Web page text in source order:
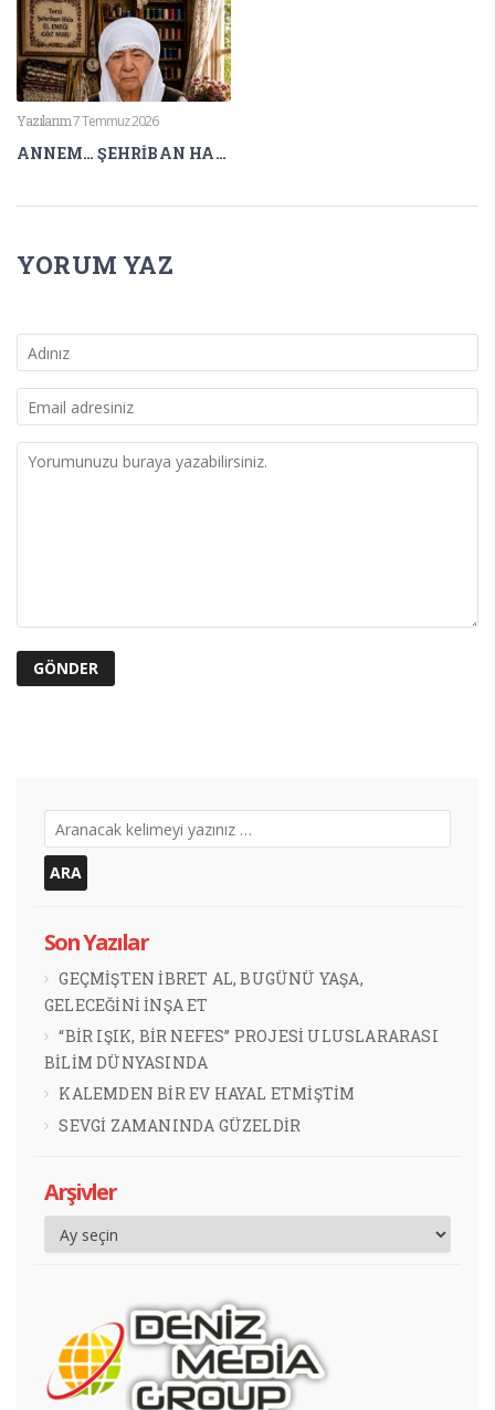
Yazılarım7 Temmuz 2026
ANNEM… ŞEHRİBAN HALA
YORUM YAZ
Son Yazılar
GEÇMİŞTEN İBRET AL, BUGÜNÜ YAŞA,
GELECEĞİNİ İNŞA ET
“BİR IŞIK, BİR NEFES” PROJESİ ULUSLARARASI
BİLİM DÜNYASINDA
KALEMDEN BİR EV HAYAL ETMİŞTİM
SEVGİ ZAMANINDA GÜZELDİR
Arşivler